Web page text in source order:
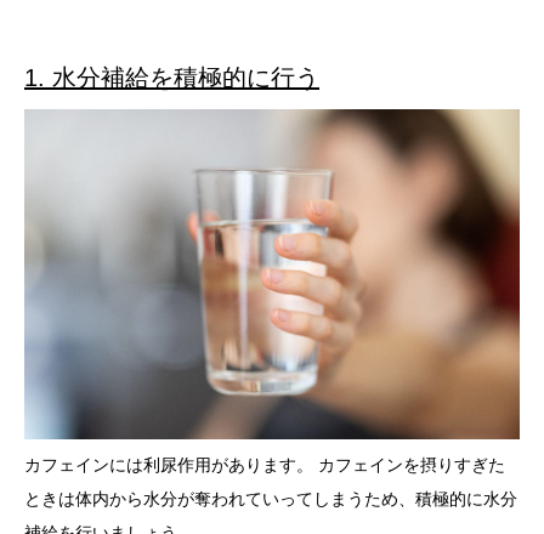
1. 水分補給を積極的に行う
カフェインには利尿作用があります。 カフェインを摂りすぎた
ときは体内から水分が奪われていってしまうため、積極的に水分